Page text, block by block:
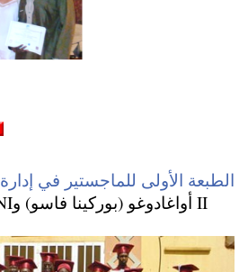
الطبعة الأولى للماجستير في